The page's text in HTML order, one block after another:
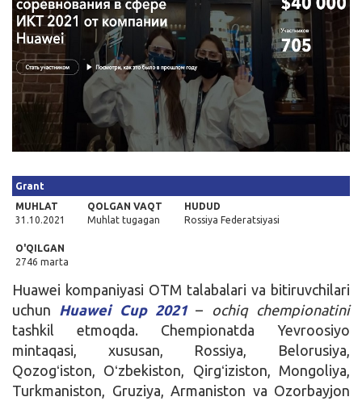
Qidirish
Kirish
Grant
MUHLAT
31.10.2021
QOLGAN VAQT
Muhlat tugagan
HUDUD
Rossiya Federatsiyasi
O'QILGAN
2746 marta
Huawei kompaniyasi OTM talabalari va bitiruvchilari
uchun Huawei Cup 2021–
ochiq chempionatini
tashkil etmoqda. Chempionatda Yevroosiyo
mintaqasi, xususan, Rossiya, Belorusiya,
Qozogʻiston, Oʻzbekiston, Qirgʻiziston, Mongoliya,
Turkmaniston, Gruziya, Armaniston va Ozorbayjon